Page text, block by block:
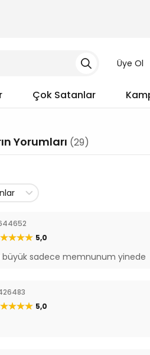
Üye Ol
Çok Satanlar
Yorumları (29)
5,0
büyük sadece memnunum yinede
5,0